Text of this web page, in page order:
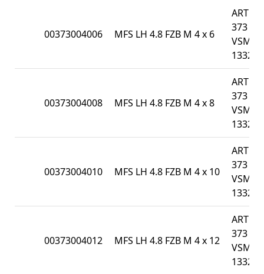
00373004006 MFS LH 4.8 FZB M 4 x 6
ART
373 /
VSM
13328
00373004008 MFS LH 4.8 FZB M 4 x 8
ART
373 /
VSM
13328
00373004010 MFS LH 4.8 FZB M 4 x 10
ART
373 /
VSM
13328
00373004012 MFS LH 4.8 FZB M 4 x 12
ART
373 /
VSM
13328